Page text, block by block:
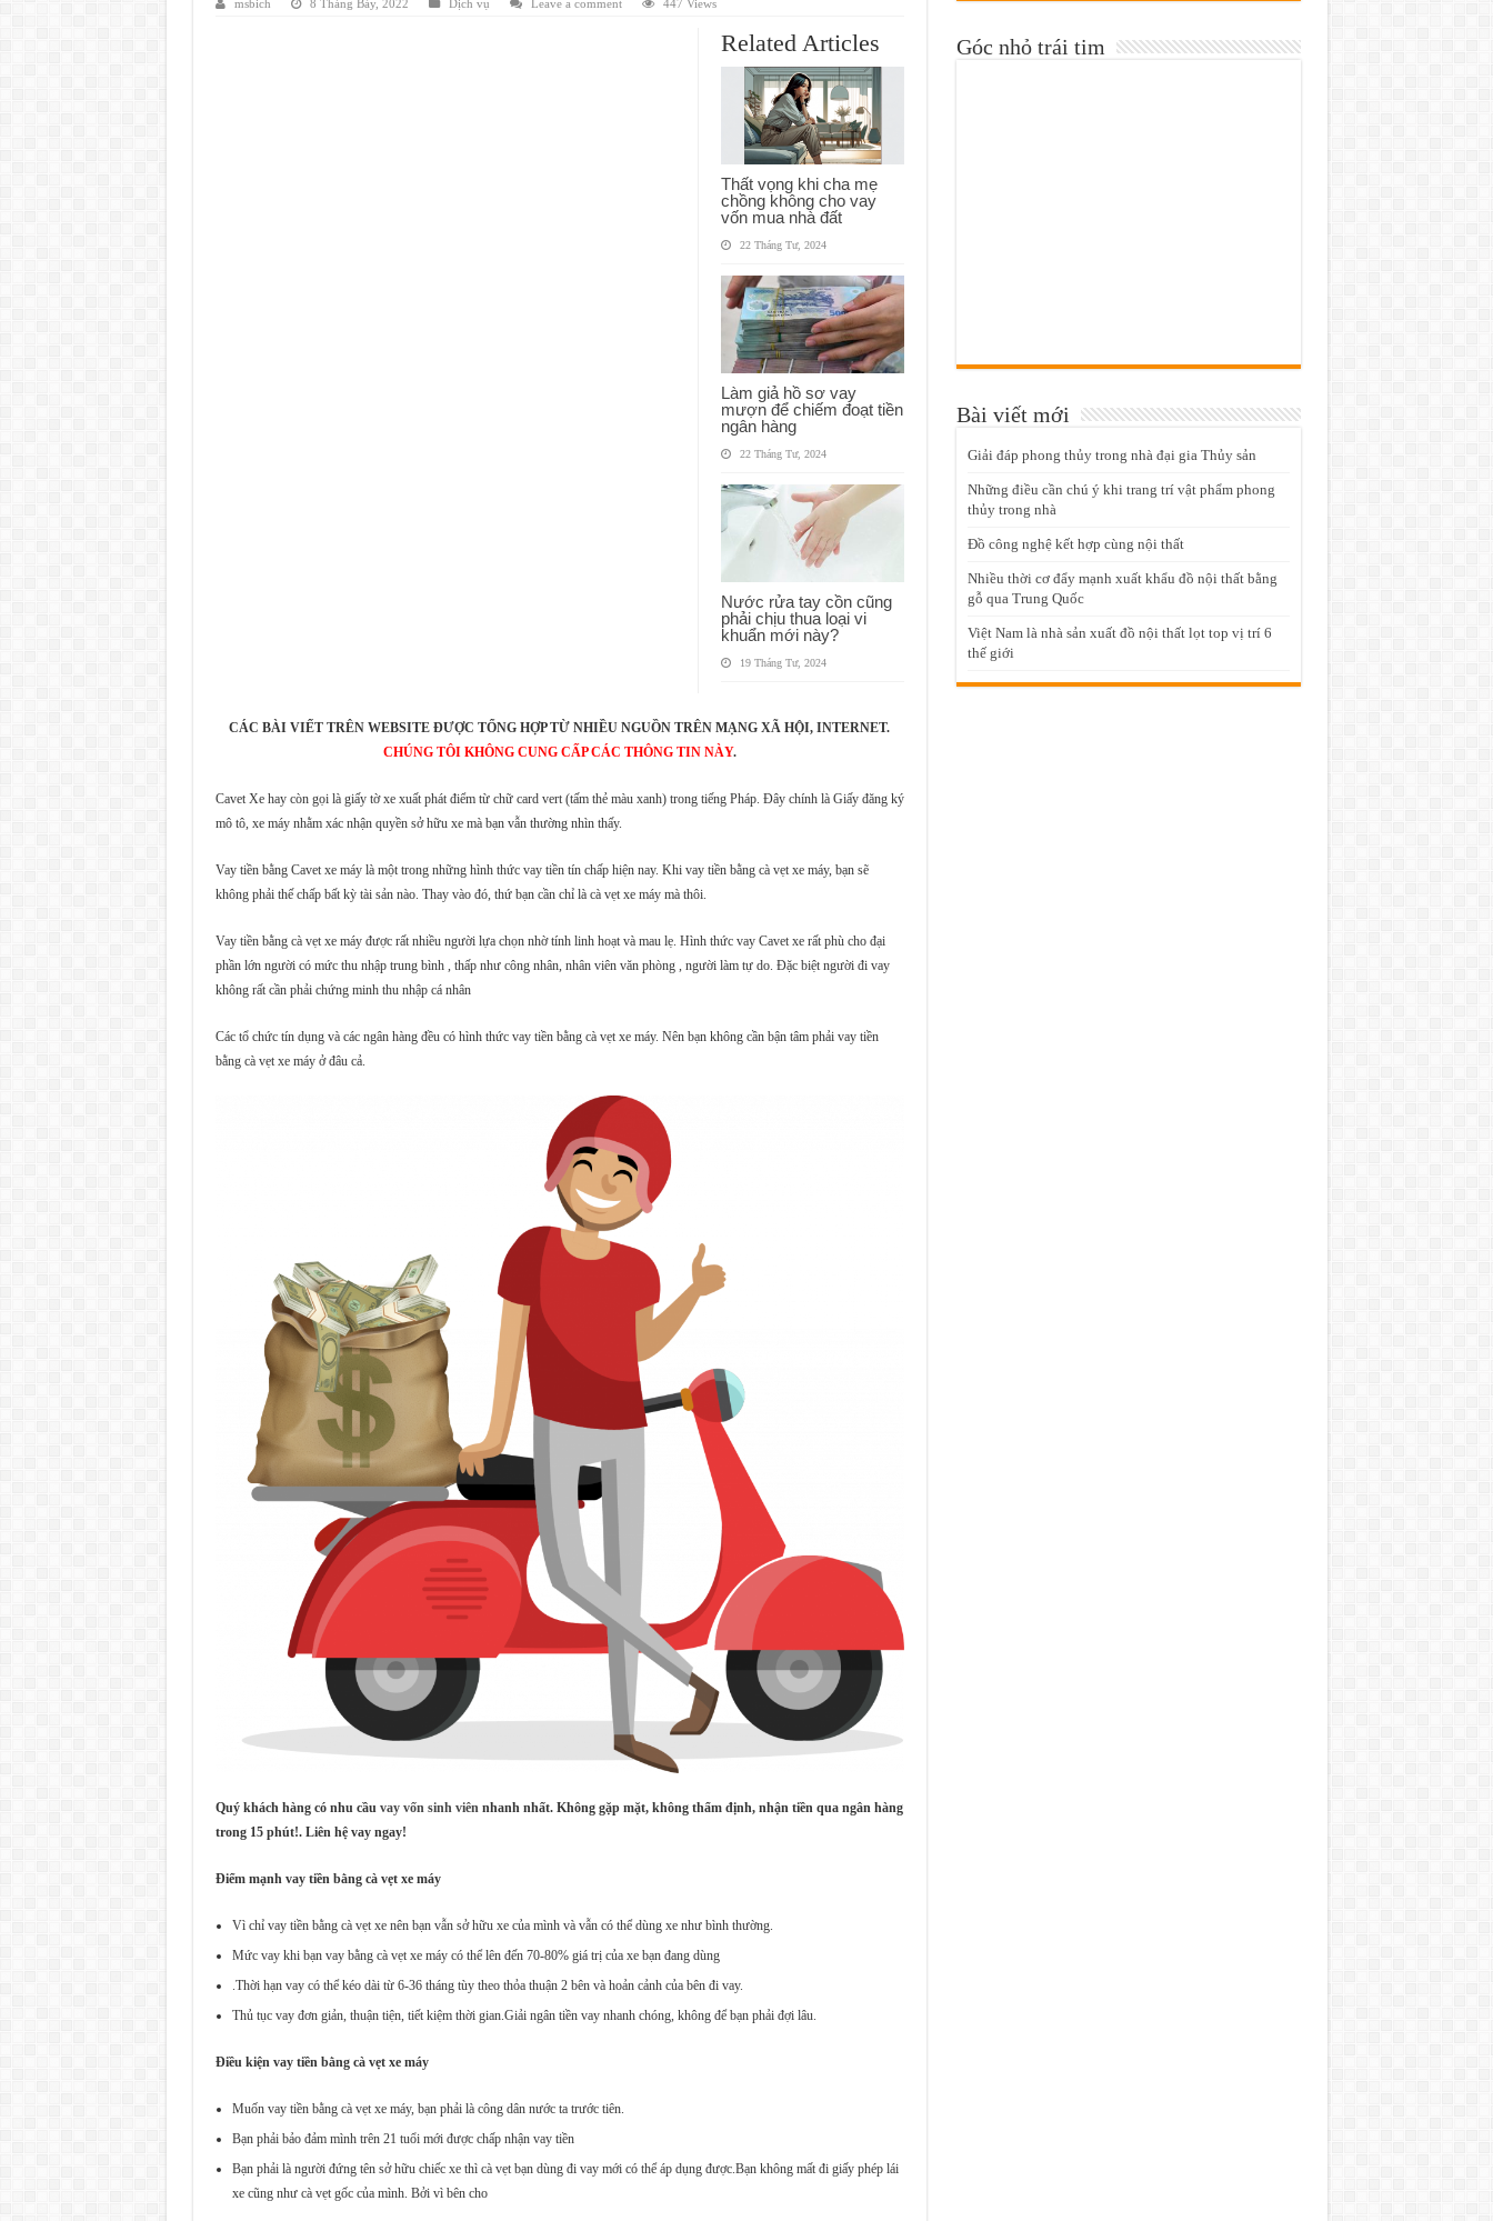
msbich 8 Tháng Bảy, 2022 Dịch vụ Leave a comment 447 Views
Related Articles
Thất vọng khi cha mẹ
chồng không cho vay
vốn mua nhà đất
22 Tháng Tư, 2024
Làm giả hồ sơ vay
mượn để chiếm đoạt tiền
ngân hàng
22 Tháng Tư, 2024
Nước rửa tay cồn cũng
phải chịu thua loại vi
khuẩn mới này?
19 Tháng Tư, 2024
CÁC BÀI VIẾT TRÊN WEBSITE ĐƯỢC TỔNG HỢP TỪ NHIỀU NGUỒN TRÊN MẠNG XÃ HỘI, INTERNET.
CHÚNG TÔI KHÔNG CUNG CẤP CÁC THÔNG TIN NÀY.
Cavet Xe hay còn gọi là giấy tờ xe xuất phát điểm từ chữ card vert (tấm thẻ màu xanh) trong tiếng Pháp. Đây chính là Giấy đăng ký
mô tô, xe máy nhằm xác nhận quyền sở hữu xe mà bạn vẫn thường nhìn thấy.
Vay tiền bằng Cavet xe máy là một trong những hình thức vay tiền tín chấp hiện nay. Khi vay tiền bằng cà vẹt xe máy, bạn sẽ
không phải thế chấp bất kỳ tài sản nào. Thay vào đó, thứ bạn cần chỉ là cà vẹt xe máy mà thôi.
Vay tiền bằng cà vẹt xe máy được rất nhiều người lựa chọn nhờ tính linh hoạt và mau lẹ. Hình thức vay Cavet xe rất phù cho đại
phần lớn người có mức thu nhập trung bình , thấp như công nhân, nhân viên văn phòng , người làm tự do. Đặc biệt người đi vay
không rất cần phải chứng minh thu nhập cá nhân
Các tổ chức tín dụng và các ngân hàng đều có hình thức vay tiền bằng cà vẹt xe máy. Nên bạn không cần bận tâm phải vay tiền
bằng cà vẹt xe máy ở đâu cả.
Quý khách hàng có nhu cầu vay vốn sinh viênnhanh nhất. Không gặp mặt, không thẩm định, nhận tiền qua ngân hàng
trong 15 phút!. Liên hệ vay ngay!
Điểm mạnh vay tiền bằng cà vẹt xe máy
Vì chỉ vay tiền bằng cà vẹt xe nên bạn vẫn sở hữu xe của mình và vẫn có thể dùng xe như bình thường.
Mức vay khi bạn vay bằng cà vẹt xe máy có thể lên đến 70-80% giá trị của xe bạn đang dùng
.Thời hạn vay có thể kéo dài từ 6-36 tháng tùy theo thỏa thuận 2 bên và hoản cảnh của bên đi vay.
Thủ tục vay đơn giản, thuận tiện, tiết kiệm thời gian.Giải ngân tiền vay nhanh chóng, không để bạn phải đợi lâu.
Điều kiện vay tiền bằng cà vẹt xe máy
Muốn vay tiền bằng cà vẹt xe máy, bạn phải là công dân nước ta trước tiên.
Bạn phải bảo đảm mình trên 21 tuổi mới được chấp nhận vay tiền
Bạn phải là người đứng tên sở hữu chiếc xe thì cà vẹt bạn dùng đi vay mới có thể áp dụng được.Bạn không mất đi giấy phép lái
xe cũng như cà vẹt gốc của mình. Bởi vì bên cho
Góc nhỏ trái tim
Bài viết mới
Giải đáp phong thủy trong nhà đại gia Thủy sản
Những điều cần chú ý khi trang trí vật phẩm phong
thủy trong nhà
Đồ công nghệ kết hợp cùng nội thất
Nhiều thời cơ đẩy mạnh xuất khẩu đồ nội thất bằng
gỗ qua Trung Quốc
Việt Nam là nhà sản xuất đồ nội thất lọt top vị trí 6
thế giới